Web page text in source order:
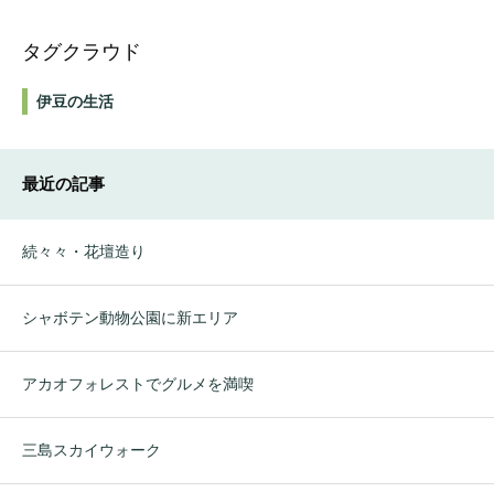
タグクラウド
伊豆の生活
最近の記事
続々々・花壇造り
シャボテン動物公園に新エリア
アカオフォレストでグルメを満喫
三島スカイウォーク